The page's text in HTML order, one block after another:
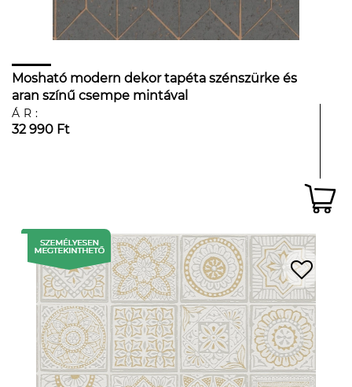
Mosható modern dekor tapéta szénszürke és
aran színű csempe mintával
ÁR:
32 990 Ft